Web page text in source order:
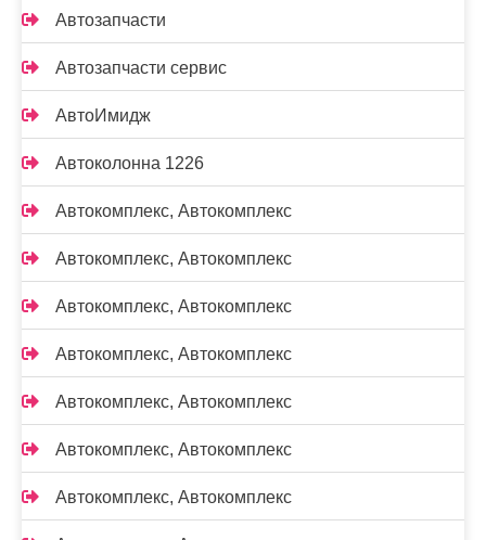
Автозапчасти
Автозапчасти сервис
АвтоИмидж
Автоколонна 1226
Автокомплекс, Автокомплекс
Автокомплекс, Автокомплекс
Автокомплекс, Автокомплекс
Автокомплекс, Автокомплекс
Автокомплекс, Автокомплекс
Автокомплекс, Автокомплекс
Автокомплекс, Автокомплекс